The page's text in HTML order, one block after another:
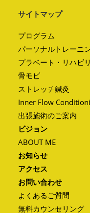
サイトマップ
プログラム
パーソナルトレーニ
プラベート・リハビリ
骨モビ
ストレッチ鍼灸
Inner Flow
出張施術のご案内
ビジョン
ABOUT ME
お知らせ
アクセス
お問い合わせ
よくあるご質問
無料カウンセリング